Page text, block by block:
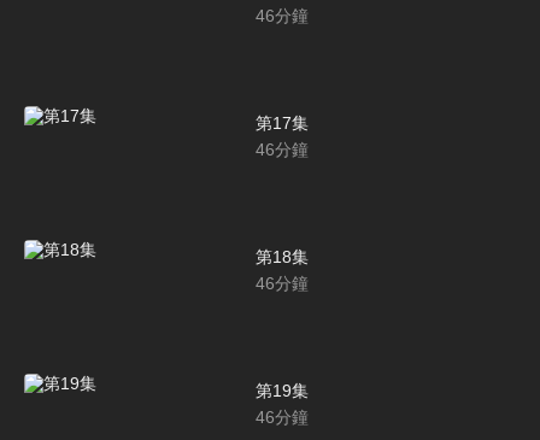
46分鐘
第17集
46分鐘
第18集
46分鐘
第19集
46分鐘